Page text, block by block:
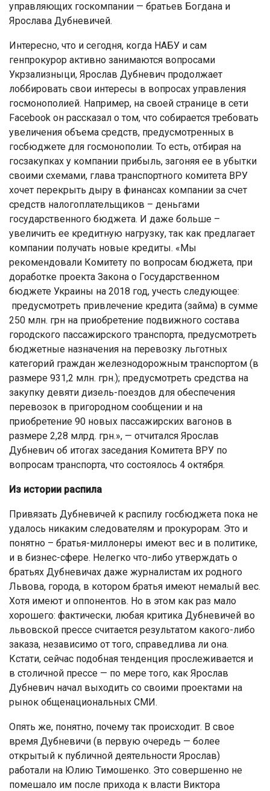
управляющих госкомпании — братьев Богдана и
Ярослава Дубневичей.
Интересно, что и сегодня, когда НАБУ и сам
генпрокурор активно занимаются вопросами
Укрзализныци, Ярослав Дубневич продолжает
лоббировать свои интересы в вопросах управления
госмонополией. Например, на своей странице в сети
Facebook он рассказал о том, что собирается требовать
увеличения объема средств, предусмотренных в
госбюджете для госмонополии. То есть, отбирая на
госзакупках у компании прибыль, загоняя ее в убытки
своими схемами, глава транспортного комитета ВРУ
хочет перекрыть дыру в финансах компании за счет
средств налогоплательщиков – деньгами
государственного бюджета. И даже больше –
увеличить ее кредитную нагрузку, так как предлагает
компании получать новые кредиты. «Мы
рекомендовали Комитету по вопросам бюджета, при
доработке проекта Закона о Государственном
бюджете Украины на 2018 год, учесть следующее:
предусмотреть привлечение кредита (займа) в сумме
250 млн. грн на приобретение подвижного состава
городского пассажирского транспорта, предусмотреть
бюджетные назначения на перевозку льготных
категорий граждан железнодорожным транспортом (в
размере 931,2 млн. грн.); предусмотреть средства на
закупку девяти дизель-поездов для обеспечения
перевозок в пригородном сообщении и на
приобретение 90 новых пассажирских вагонов в
размере 2,28 млрд. грн.», — отчитался Ярослав
Дубневич об итогах заседания Комитета ВРУ по
вопросам транспорта, что состоялось 4 октября.
Из истории распила
Привязать Дубневичей к распилу госбюджета пока не
удалось никаким следователям и прокурорам. Это и
понятно – братья-миллонеры имеют вес и в политике,
и в бизнес-сфере. Нелегко что-либо утверждать о
братьях Дубневичах даже журналистам их родного
Львова, города, в котором братья имеют немалый вес.
Хотя имеют и оппонентов. Но в этом как раз мало
хорошего: фактически, любая критика Дубневичей во
львовской прессе считается результатом какого-либо
заказа, независимо от того, справедлива ли она.
Кстати, сейчас подобная тенденция прослеживается и
в столичной прессе — по мере того, как Ярослав
Дубневич начал выходить со своими проектами на
рынок общенациональных СМИ.
Опять же, понятно, почему так происходит. В свое
время Дубневичи (в первую очередь — более
открытый к публичной деятельности Ярослав)
работали на Юлию Тимошенко. Это совершенно не
помешало им после прихода к власти Виктора